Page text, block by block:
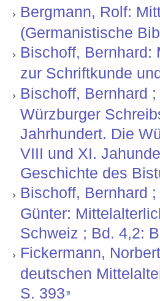
Bergmann, Rolf:
(Germanistische
Bischoff, Bernhard:
zur Schriftkunde
Bischoff, Bernhard
Würzburger
Jahrhundert. Die
VIII und XI.
Geschichte des
Bischoff, Bernhard
Günter:
Schweiz ; Bd. 4,2:
Fickermann,
deutschen
S. 393